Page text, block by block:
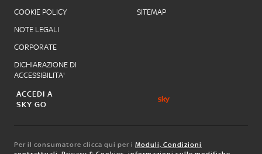
COOKIE POLICY
NOTE LEGALI
CORPORATE
DICHIARAZIONE DI
ACCESSIBILITA'
SITEMAP
ACCEDI A
SKY GO
Per il consumatore clicca qui per i Moduli, Condizioni